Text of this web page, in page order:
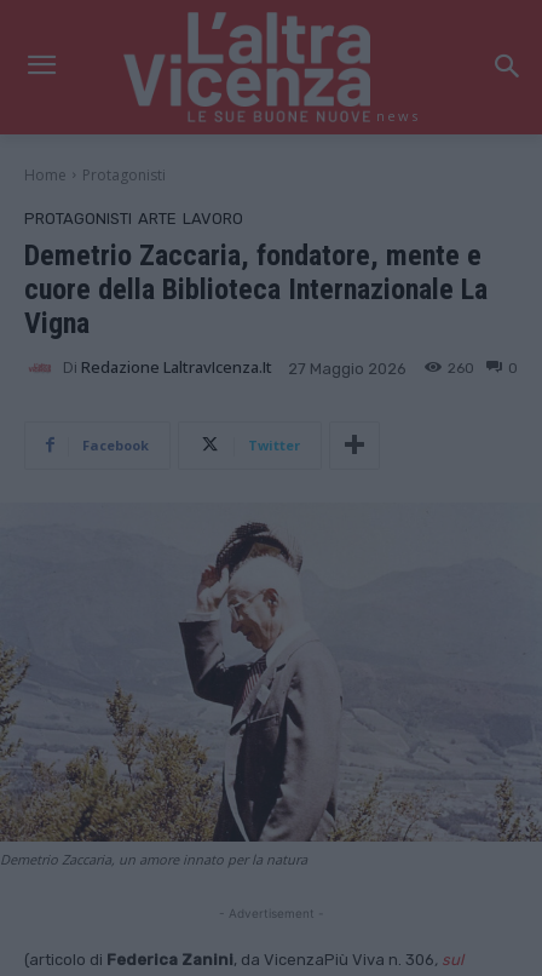
news
Home Protagonisti
PROTAGONISTI ARTE LAVORO
Demetrio Zaccaria, fondatore, mente e
cuore della Biblioteca Internazionale La
Vigna
Di Redazione LaltravIcenza.it 27 Maggio 2026 0
260
Facebook Twitter
Demetrio Zaccaria, un amore innato per la natura
- Advertisement -
(articolo di Federica Zanini, da VicenzaPiù Viva n. 306 sul